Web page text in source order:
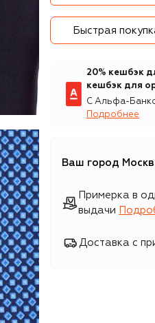
Быстрая
20% кешбэк
кешбэк для
С Альфа-
Подробнее
Ваш город
Примерка в
выдачи
Доставка с